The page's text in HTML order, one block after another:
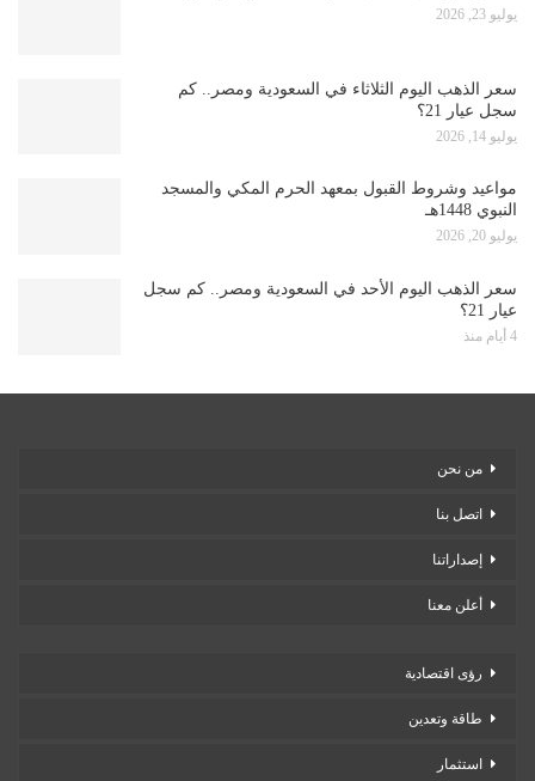
يوليو 23, 2026
سعر الذهب اليوم الثلاثاء في السعودية ومصر.. كم
سجل عيار 21؟
يوليو 14, 2026
مواعيد وشروط القبول بمعهد الحرم المكي والمسجد
النبوي 1448هـ
يوليو 20, 2026
سعر الذهب اليوم الأحد في السعودية ومصر.. كم سجل
عيار 21؟
4 أيام منذ
من نحن
اتصل بنا
إصداراتنا
أعلن معنا
رؤى اقتصادية
طاقة وتعدين
استثمار